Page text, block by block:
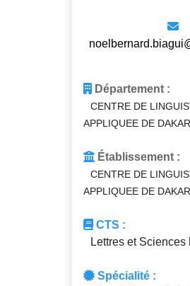
Département :
CENTRE DE
APPLIQUEE DE DAKAR
Établissement :
CENTRE DE
APPLIQUEE DE DAKAR
CTS :
Lettres et Sciences
Spécialité :